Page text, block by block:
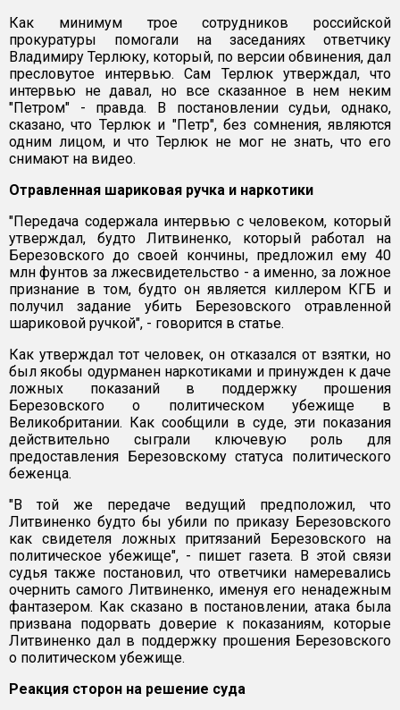
Как минимум трое сотрудников российской
прокуратуры помогали на заседаниях ответчику
Владимиру Терлюку, который, по версии обвинения, дал
пресловутое интервью. Сам Терлюк утверждал, что
интервью не давал, но все сказанное в нем неким
"Петром" - правда. В постановлении судьи, однако,
сказано, что Терлюк и "Петр", без сомнения, являются
одним лицом, и что Терлюк не мог не знать, что его
снимают на видео.
Отравленная шариковая ручка и наркотики
"Передача содержала интервью с человеком, который
утверждал, будто Литвиненко, который работал на
Березовского до своей кончины, предложил ему 40
млн фунтов за лжесвидетельство - а именно, за ложное
признание в том, будто он является киллером КГБ и
получил задание убить Березовского отравленной
шариковой ручкой", - говорится в статье.
Как утверждал тот человек, он отказался от взятки, но
был якобы одурманен наркотиками и принужден к даче
ложных показаний в поддержку прошения
Березовского о политическом убежище в
Великобритании. Как сообщили в суде, эти показания
действительно сыграли ключевую роль для
предоставления Березовскому статуса политического
беженца.
"В той же передаче ведущий предположил, что
Литвиненко будто бы убили по приказу Березовского
как свидетеля ложных притязаний Березовского на
политическое убежище", - пишет газета. В этой связи
судья также постановил, что ответчики намеревались
очернить самого Литвиненко, именуя его ненадежным
фантазером. Как сказано в постановлении, атака была
призвана подорвать доверие к показаниям, которые
Литвиненко дал в поддержку прошения Березовского
о политическом убежище.
Реакция сторон на решение суда